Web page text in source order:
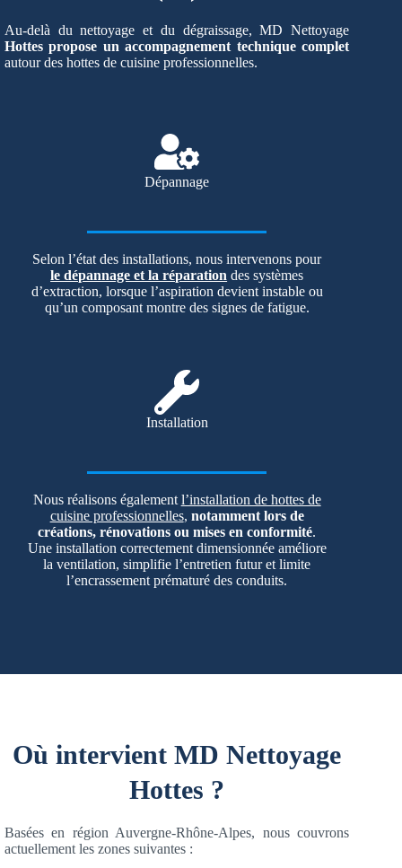
Au-delà du nettoyage et du dégraissage, MD Nettoyage
Hottes propose un accompagnement technique complet
autour des hottes de cuisine professionnelles.
Dépannage
Selon l’état des installations, nous intervenons pour
le dépannage et la réparation des systèmes
d’extraction, lorsque l’aspiration devient instable ou
qu’un composant montre des signes de fatigue.
Installation
Nous réalisons également l’installation de hottes de
cuisine professionnelles, notamment lors de
créations, rénovations ou mises en conformité.
Une installation correctement dimensionnée améliore
la ventilation, simplifie l’entretien futur et limite
l’encrassement prématuré des conduits.
Où intervient MD Nettoyage
Hottes ?
Basées en région Auvergne-Rhône-Alpes, nous couvrons
actuellement les zones suivantes :